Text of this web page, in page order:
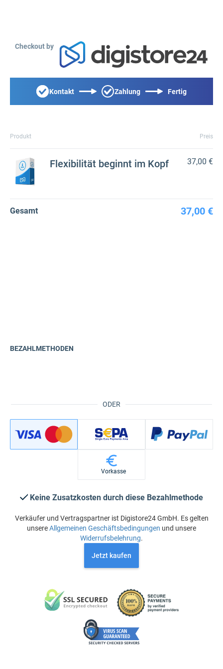
Checkout by
Kontakt Zahlung Fertig
Produkt Preis
Flexibilität beginnt im Kopf 37,00 €
Gesamt 37,00 €
ODER
BEZAHLMETHODEN
Vorkasse
Keine Zusatzkosten durch diese Bezahlmethode
Verkäufer und Vertragspartner ist Digistore24 GmbH. Es gelten
unsereAllgemeinen Geschäftsbedingungen und unsere
Widerrufsbelehrung.
Jetzt kaufen